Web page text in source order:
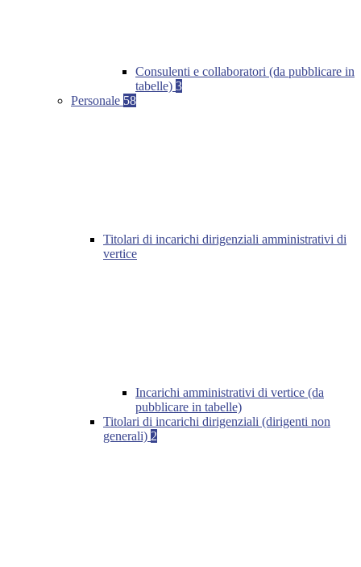
Consulenti e collaboratori (da pubblicare in
tabelle) 3
Personale 58
Titolari di incarichi dirigenziali amministrativi di
vertice
Incarichi amministrativi di vertice (da
pubblicare in tabelle)
Titolari di incarichi dirigenziali (dirigenti non
generali) 2